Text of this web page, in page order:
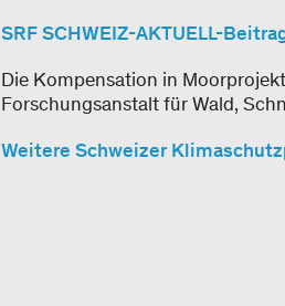
SRF SCHWEIZ-AKTUELL-
Die Kompensation in
Forschungsanstalt für Wald,
Weitere Schweizer